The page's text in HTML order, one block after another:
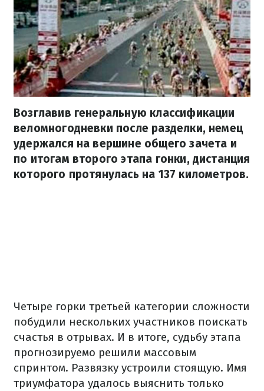
Возглавив генеральную классификации
веломногодневки после разделки, немец
удержался на вершине общего зачета и
по итогам второго этапа гонки, дистанция
которого протянулась на 137 километров.
Четыре горки третьей категории сложности
побудили нескольких участников поискать
счастья в отрывах. И в итоге, судьбу этапа
прогнозируемо решили массовым
спринтом. Развязку устроили стоящую. Имя
триумфатора удалось выяснить только